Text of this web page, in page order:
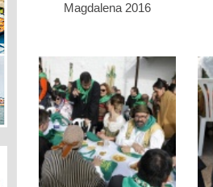
Magdalena 2016